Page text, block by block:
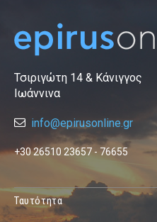
Τσιριγώτη 14 & Κάνιγγος
Ιωάννινα
info@epirusonline.gr
+30 26510 23657 - 76655
Ταυτότητα